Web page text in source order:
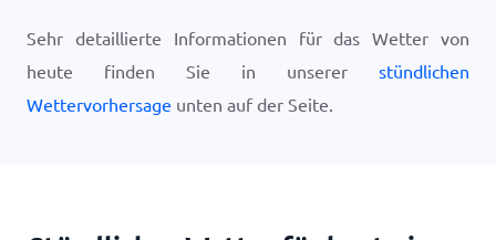
Sehr detaillierte Informationen für das Wetter von
heute finden Sie in unserer stündlichen
Wettervorhersage unten auf der Seite.